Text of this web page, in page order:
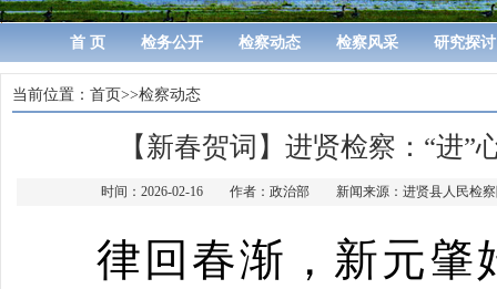
首 页 检务公开 检察动态 检察风采 研究探讨
当前位置： 首页>>检察动态
【新春贺词】进贤检察：“进”
时间：2026-02-16 作者：政治部 新闻来源：进贤县人民
律回春渐，新元肇